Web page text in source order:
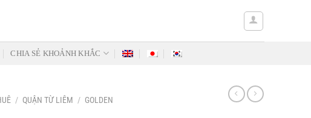
CHIA SẺ KHOẢNH KHẮC
/ QUẬN TỪ LIÊM / GOLDEN